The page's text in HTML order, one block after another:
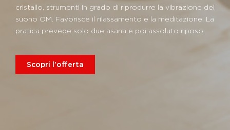
cristallo, strumenti in grado di riprodurre la vibrazione del
suono OM. Favorisce il rilassamento e la meditazione. La
pratica prevede solo due asana e poi assoluto riposo.
Scopri l'offerta